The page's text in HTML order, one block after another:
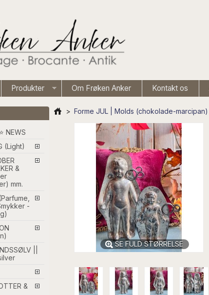
Produkter Om Frøken Anker Kontakt os
NEWS
(Light)
&
mm.
-
||
&
> Forme JUL | Molds (chokolade-marcipan)
SE FULD STØRRELSE